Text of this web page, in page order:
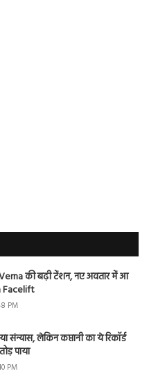
की बढ़ी टेंशन, नए अवतार में आ
Facelift
PM
संन्यास, लेकिन कप्तानी का ये रिकॉर्ड
पाया
PM